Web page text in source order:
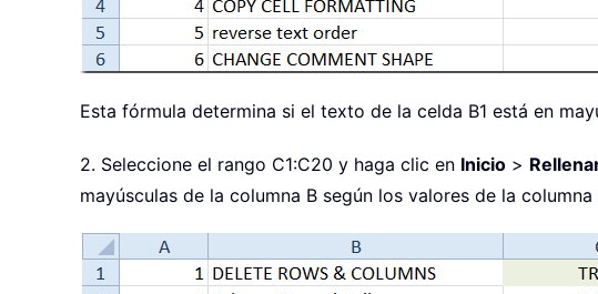
Esta fórmula determina si el texto de la celda B1 está en
2. Seleccione el rango C1:C20 y haga clic en Inicio >
mayúsculas de la columna B según los valores de la columna